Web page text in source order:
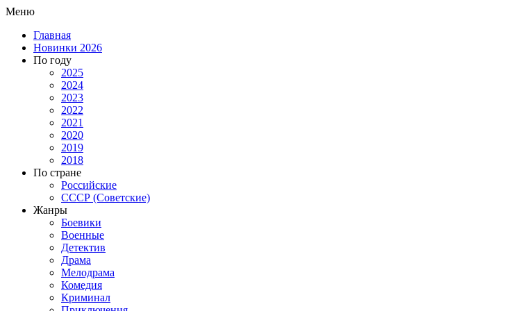
Меню
Главная
Новинки 2026
По году
2025
2024
2023
2022
2021
2020
2019
2018
По стране
Российские
СССР (Советские)
Жанры
Боевики
Военные
Детектив
Драма
Мелодрама
Комедия
Криминал